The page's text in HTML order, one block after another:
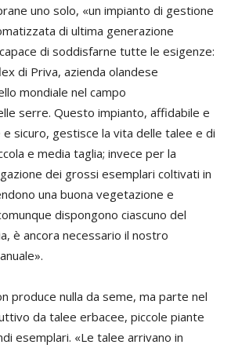
uno solo, «un impianto di gestione
di ultima generazione
di soddisfarne tutte le esigenze:
di Priva, azienda olandese
mondiale nel campo
serre. Questo impianto, affidabile e
sicuro, gestisce la vita delle talee e di
e media taglia; invece per la
dei grossi esemplari coltivati in
una buona vegetazione e
dispongono ciascuno del
è ancora necessario il nostro
produce nulla da seme, ma parte nel
da talee erbacee, piccole piante
esemplari. «Le talee arrivano in